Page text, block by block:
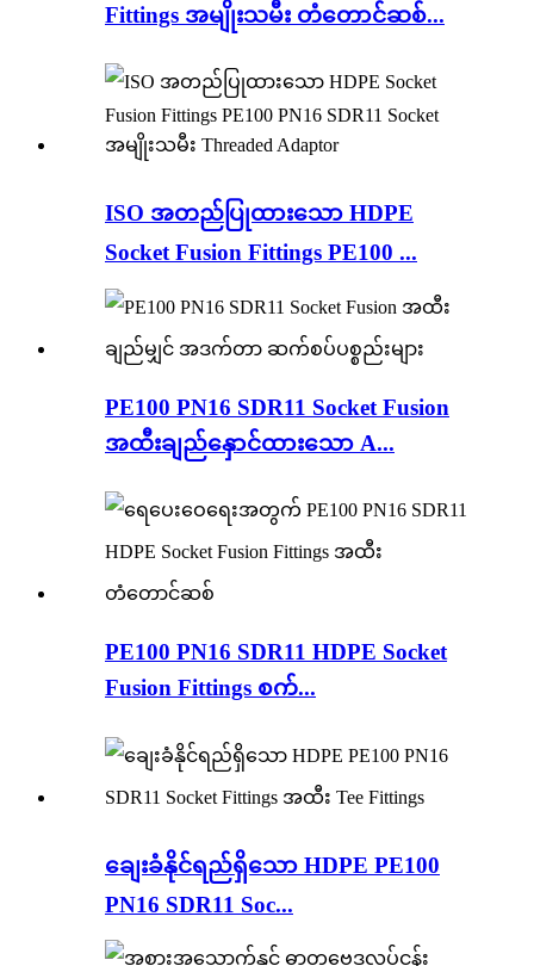
Fittings အမျိုးသမီး တံတောင်ဆစ်...
ISO အတည်ပြုထားသော HDPE
Socket Fusion Fittings PE100 ...
PE100 PN16 SDR11 Socket Fusion
အထီးချည်နှောင်ထားသော A...
PE100 PN16 SDR11 HDPE Socket
Fusion Fittings စက်...
ချေးခံနိုင်ရည်ရှိသော HDPE PE100
PN16 SDR11 Soc...